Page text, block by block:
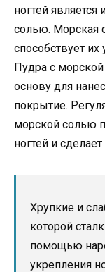
ногтей
солью. Морская
способствует
Пудра с
основу для
покрытие.
морской солью
ногтей и
Хрупкие и
которой
помощью
укрепления